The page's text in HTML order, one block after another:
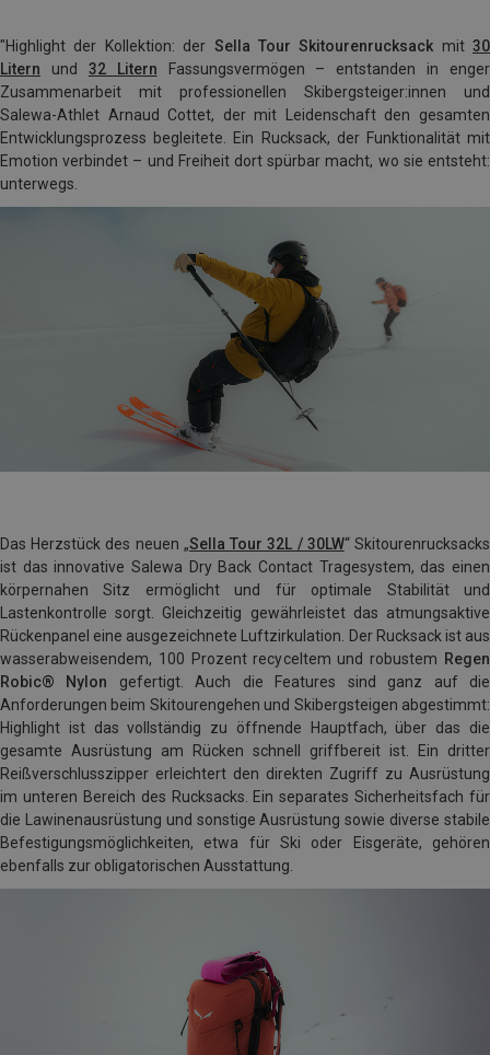
"Highlight der Kollektion: der Sella Tour Skitourenrucksack mit 30
Litern
und 32 Litern
Fassungsvermögen – entstanden in enger
Zusammenarbeit mit professionellen Skibergsteiger:innen und
Salewa-Athlet Arnaud Cottet, der mit Leidenschaft den gesamten
Entwicklungsprozess begleitete. Ein Rucksack, der Funktionalität mit
Emotion verbindet – und Freiheit dort spürbar macht, wo sie entsteht:
unterwegs.
Das Herzstück des neuen „Sella Tour 32L / 30LW“ Skitourenrucksacks
ist das innovative Salewa Dry Back Contact Tragesystem, das einen
körpernahen Sitz ermöglicht und für optimale Stabilität und
Lastenkontrolle sorgt. Gleichzeitig gewährleistet das atmungsaktive
Rückenpanel eine ausgezeichnete Luftzirkulation. Der Rucksack ist aus
wasserabweisendem, 100 Prozent recyceltem und robustem Regen
Robic® Nylon gefertigt. Auch die Features sind ganz auf die
Anforderungen beim Skitourengehen und Skibergsteigen abgestimmt:
Highlight ist das vollständig zu öffnende Hauptfach, über das die
gesamte Ausrüstung am Rücken schnell griffbereit ist. Ein dritter
Reißverschlusszipper erleichtert den direkten Zugriff zu Ausrüstung
im unteren Bereich des Rucksacks. Ein separates Sicherheitsfach für
die Lawinenausrüstung und sonstige Ausrüstung sowie diverse stabile
Befestigungsmöglichkeiten, etwa für Ski oder Eisgeräte, gehören
ebenfalls zur obligatorischen Ausstattung.